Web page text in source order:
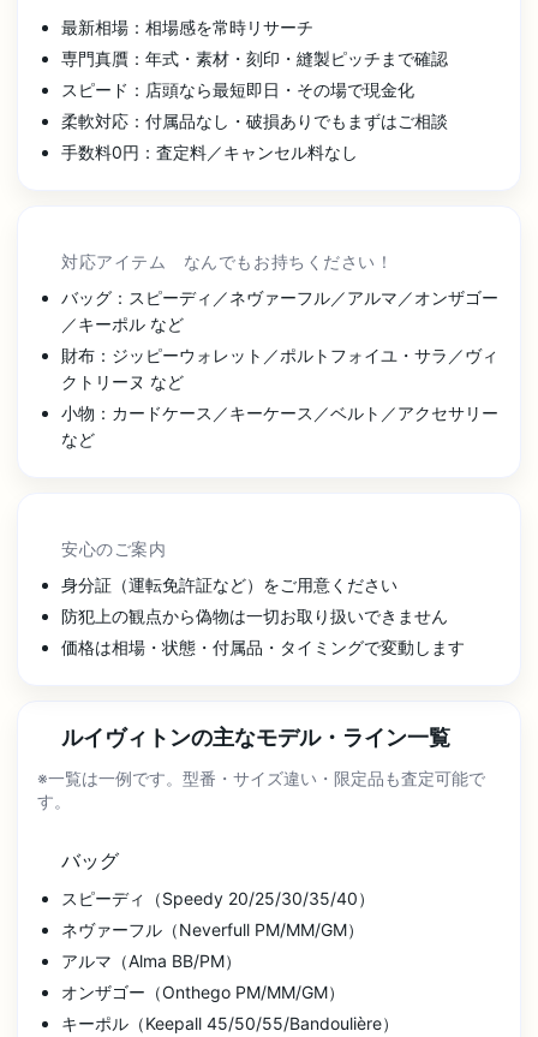
最新相場：相場感を常時リサーチ
専門真贋：年式・素材・刻印・縫製ピッチまで確認
スピード：店頭なら最短即日・その場で現金化
柔軟対応：付属品なし・破損ありでもまずはご相談
手数料0円：査定料／キャンセル料なし
対応アイテム なんでもお持ちください！
バッグ：スピーディ／ネヴァーフル／アルマ／オンザゴー
／キーポル など
財布：ジッピーウォレット／ポルトフォイユ・サラ／ヴィ
クトリーヌ など
小物：カードケース／キーケース／ベルト／アクセサリー
など
安心のご案内
身分証（運転免許証など）をご用意ください
防犯上の観点から偽物は一切お取り扱いできません
価格は相場・状態・付属品・タイミングで変動します
ルイヴィトンの主なモデル・ライン一覧
※一覧は一例です。型番・サイズ違い・限定品も査定可能で
す。
バッグ
スピーディ（Speedy 20/25/30/35/40）
ネヴァーフル（Neverfull PM/MM/GM）
アルマ（Alma BB/PM）
オンザゴー（Onthego PM/MM/GM）
キーポル（Keepall 45/50/55/Bandoulière）